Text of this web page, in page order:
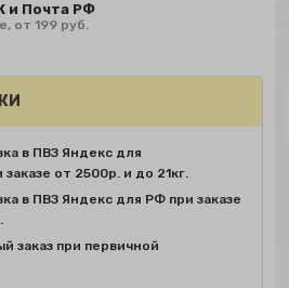
и Почта РФ
от 199 руб.
в ПВЗ Яндекс для
от 2500р. и до 21кг.
в ПВЗ Яндекс для РФ при заказе
заказ при первичной